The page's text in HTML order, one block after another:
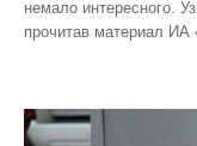
немало интересного.
прочитав материал